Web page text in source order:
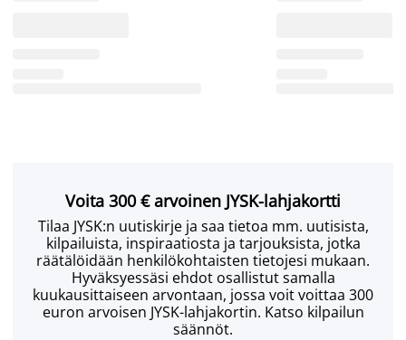
Voita 300 € arvoinen JYSK-lahjakortti
Tilaa JYSK:n uutiskirje ja saa tietoa mm. uutisista,
kilpailuista, inspiraatiosta ja tarjouksista, jotka
räätälöidään henkilökohtaisten tietojesi mukaan.
Hyväksyessäsi ehdot osallistut samalla
kuukausittaiseen arvontaan, jossa voit voittaa 300
euron arvoisen JYSK-lahjakortin. Katso kilpailun
säännöt.